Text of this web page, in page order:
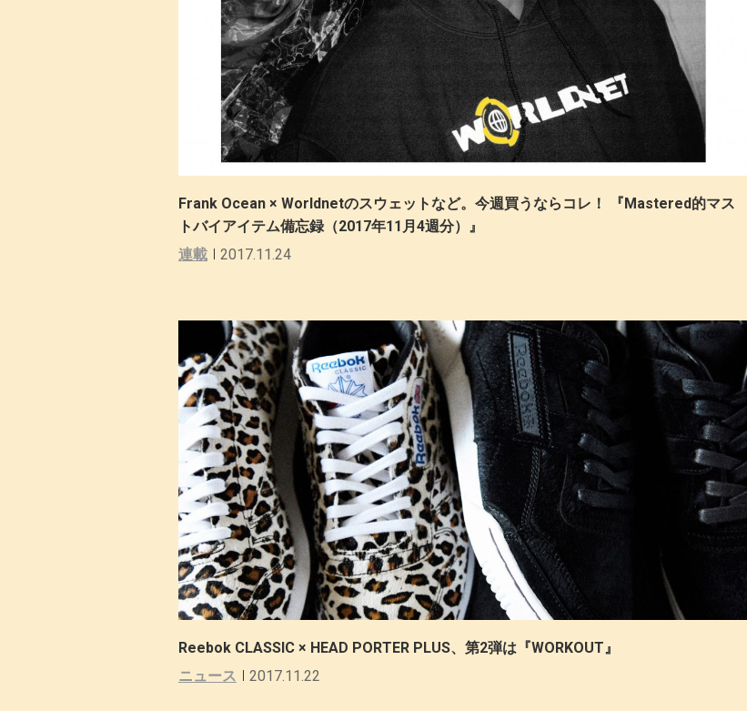
Frank Ocean × Worldnetのスウェットなど。今週買うならコレ！ 『Mastered的マス
トバイアイテム備忘録（2017年11月4週分）』
連載
2017.11.24
Reebok CLASSIC × HEAD PORTER PLUS、第2弾は『WORKOUT』
ニュース
2017.11.22